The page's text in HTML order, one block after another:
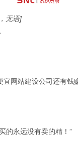
无语]
宜网站建设公司还有钱
的永远没有卖的精！”